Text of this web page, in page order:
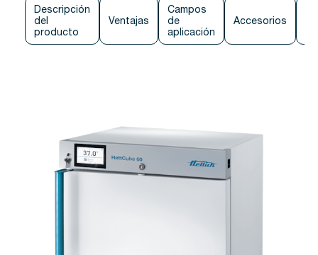
Descripción
del
producto
Ventajas
Campos
de
aplicación
Accesorios